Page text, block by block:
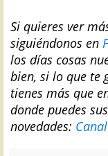
Si quieres ver
siguiéndonos en
los días cosas
bien, si lo que te
tienes más que
donde puedes
novedades: